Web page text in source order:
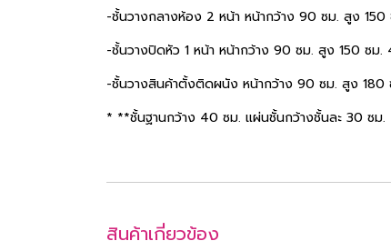
-ช้้นวางกลางห้อง 2 หน้า หน้ากว้าง 90 ซม. สูง
-ช้้นวางปิดหัว 1 หน้า หน้ากว้าง 90 ซม. สูง 150 ซม.
-ชั้นวางสินค้าตั้งติดผนัง หน้ากว้าง 90 ซม. สูง
* **ชั้นฐานกว้าง 40 ซม. แผ่นชั้นกว้างชั้นละ 30 ซม.
สินค้าเกี่ยวข้อง